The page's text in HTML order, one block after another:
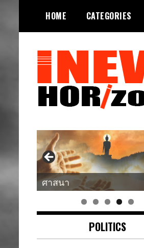
content
HOME CATEGORIES
INEWHORIZON
ศาสนา
POLITICS